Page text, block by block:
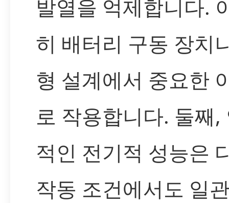
발열을 억제합니다.
히 배터리 구동 장치
형 설계에서 중요한
로 작용합니다. 둘째,
적인 전기적 성능은
작동 조건에서도 일